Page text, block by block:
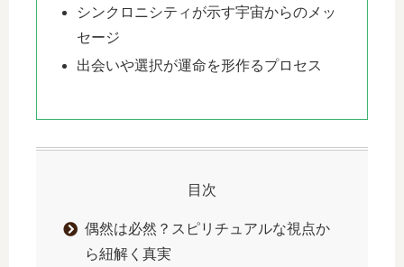
シンクロニシティが示す宇宙からのメッ
セージ
出会いや選択が運命を形作るプロセス
目次
偶然は必然？スピリチュアルな視点か
ら紐解く真実